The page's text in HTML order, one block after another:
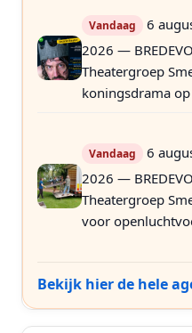
Vandaag
6
2026 —
Theatergroep
koningsdrama
Vandaag
6
2026 —
Theatergroep
voor
Bekijk hier de hele